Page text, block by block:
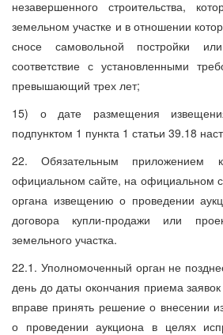
незавершенного строительства,
земельном участке и в отношении
сносе самовольной постройки
соответствие с установленными
превышающий трех лет;
15) о дате размещения
подпунктом 1 пункта 1 статьи 39.18
22. Обязательным приложением
официальном сайте, на официальном
органа извещению о проведении
договора купли-продажи или
земельного участка.
22.1. Уполномоченный орган не
день до даты окончания приема
вправе принять решение о внесении
о проведении аукциона в целях